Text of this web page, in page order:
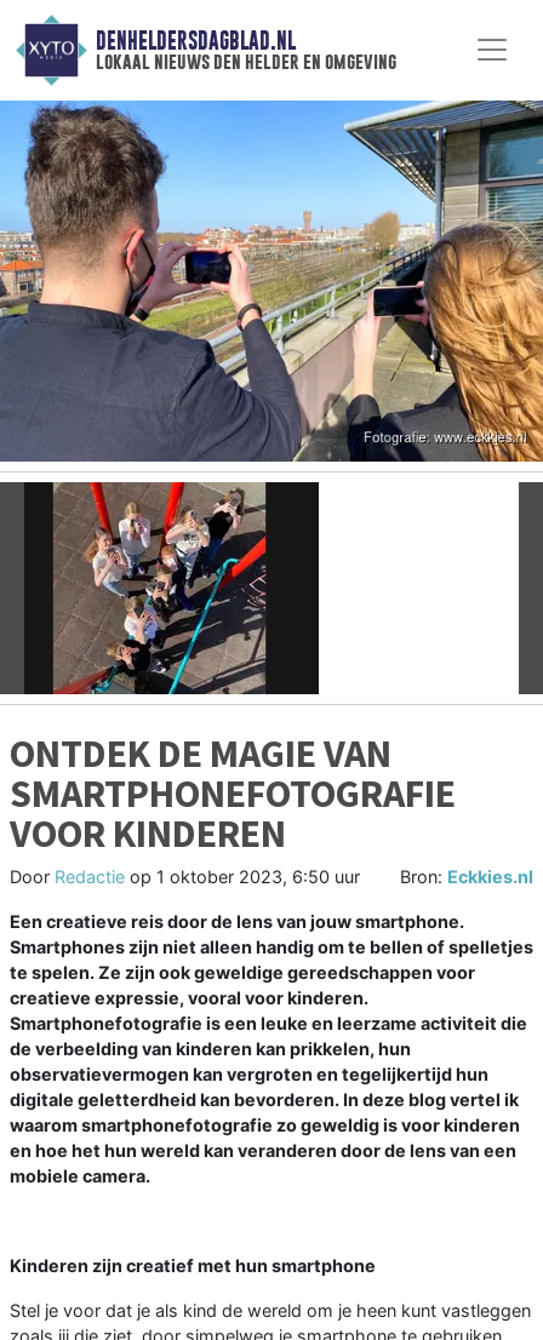
DENHELDERSDAGBLAD.NL
lokaal nieuws den helder en omgeving
ONTDEK DE MAGIE VAN
SMARTPHONEFOTOGRAFIE
VOOR KINDEREN
Door Redactie op 1 oktober 2023, 6:50 uur Bron: Eckkies.nl
Een creatieve reis door de lens van jouw smartphone.
Smartphones zijn niet alleen handig om te bellen of spelletjes
te spelen. Ze zijn ook geweldige gereedschappen voor
creatieve expressie, vooral voor kinderen.
Smartphonefotografie is een leuke en leerzame activiteit die
de verbeelding van kinderen kan prikkelen, hun
observatievermogen kan vergroten en tegelijkertijd hun
digitale geletterdheid kan bevorderen. In deze blog vertel ik
waarom smartphonefotografie zo geweldig is voor kinderen
en hoe het hun wereld kan veranderen door de lens van een
mobiele camera.
Kinderen zijn creatief met hun smartphone
Stel je voor dat je als kind de wereld om je heen kunt vastleggen
zoals jij die ziet, door simpelweg je smartphone te gebruiken.